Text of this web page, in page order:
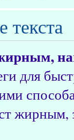
текста
жирным,
для
жирным,